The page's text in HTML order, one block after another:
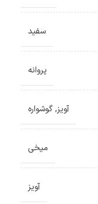
سفید
پروانه
آویز,گوشواره
میخی
آویز
می‌شود.
به سراسر کشور
پرداخت در محل